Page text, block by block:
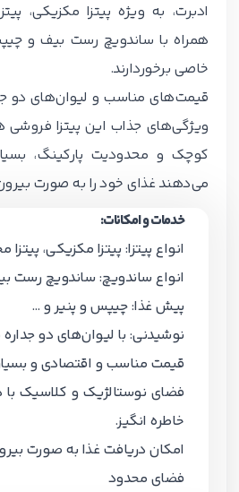
ادبرت، به ویژه پیتزا مکزیکی،
همراه با ساندویچ رست بیف و
خاصی برخوردارند.
قیمت‌های مناسب و لیوان‌های دو
ویژگی‌های جذاب این پیتزا
کوچک و محدودیت پارکینگ،
می‌دهند غذای خود را به صورت
خدمات و امکانات:
انواع پیتزا: پیتزا مکزیکی، پیتزا
انواع ساندویچ: ساندویچ رست
پیش غذا: چیپس و پنیر و …
نوشیدنی: با لیوان‌های دو
قیمت مناسب و اقتصادی و
فضای نوستالژیک و کلاسیک
خاطره انگیز.
امکان دریافت غذا به صورت
فضای محدود